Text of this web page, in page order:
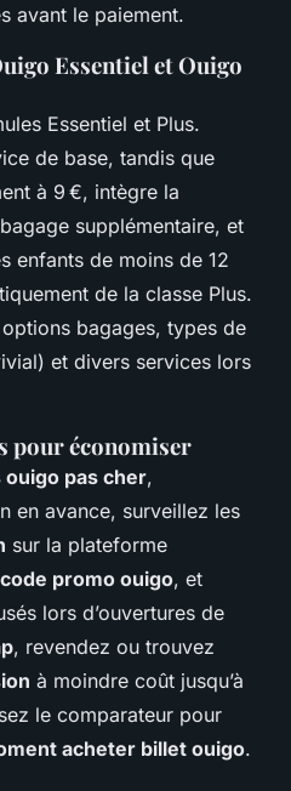
avant le paiement.
Essentiel et Ouigo
Essentiel et Plus.
de base, tandis que
à 9 €, intègre la
supplémentaire, et
enfants de moins de 12
de la classe Plus.
bagages, types de
et divers services lors
pour économiser
ouigo pas cher,
en avance, surveillez les
sur la plateforme
code promo ouigo, et
lors d’ouvertures de
, revendez ou trouvez
à moindre coût jusqu’à
le comparateur pour
acheter billet ouigo.